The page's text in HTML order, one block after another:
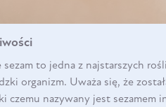
sezam to jedna z najstarszych
organizm. Uważa się, że
czemu nazywany jest sezamem